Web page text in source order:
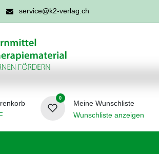
service@k2-verlag.ch
0
Meine Wunschliste
Wunschliste anzeigen